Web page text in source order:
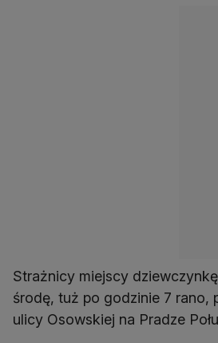
Strażnicy miejscy
środę, tuż po godzinie 7 rano,
ulicy Osowskiej na Pradze